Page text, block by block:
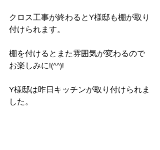
クロス工事が終わるとY様邸も棚が取り
付けられます。
棚を付けるとまた雰囲気が変わるので
お楽しみに!(^^)!
Y様邸は昨日キッチンが取り付けられま
した。